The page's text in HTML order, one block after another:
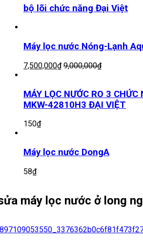
bộ lõi chức năng Đại Việt
Máy lọc nước Nóng-Lạnh
7,500,000₫ 9,000,000₫
MÁY LỌC NƯỚC RO 3 CHỨC
MKW-42810H3 ĐẠI VIỆT
150₫
Máy lọc nước DongA
58₫
máy lọc nước ở long